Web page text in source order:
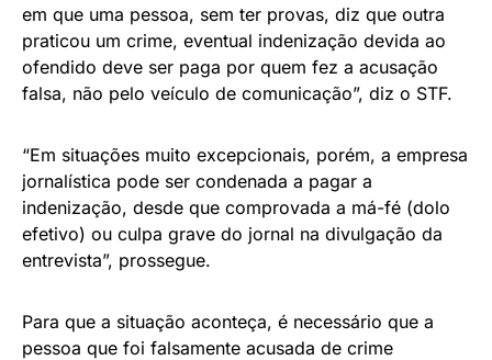
em que uma pessoa, sem ter provas, diz que outra
praticou um crime, eventual indenização devida ao
ofendido deve ser paga por quem fez a acusação
falsa, não pelo veículo de comunicação”, diz o STF.
“Em situações muito excepcionais, porém, a empresa
jornalística pode ser condenada a pagar a
indenização, desde que comprovada a má-fé (dolo
efetivo) ou culpa grave do jornal na divulgação da
entrevista”, prossegue.
Para que a situação aconteça, é necessário que a
pessoa que foi falsamente acusada de crime